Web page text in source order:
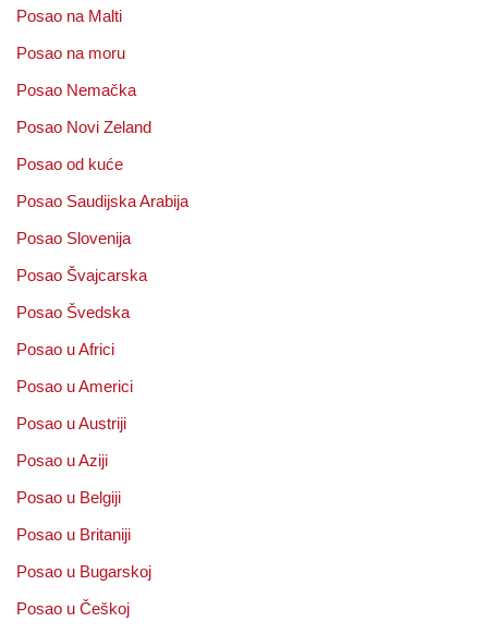
Posao na Malti
Posao na moru
Posao Nemačka
Posao Novi Zeland
Posao od kuće
Posao Saudijska Arabija
Posao Slovenija
Posao Švajcarska
Posao Švedska
Posao u Africi
Posao u Americi
Posao u Austriji
Posao u Aziji
Posao u Belgiji
Posao u Britaniji
Posao u Bugarskoj
Posao u Češkoj